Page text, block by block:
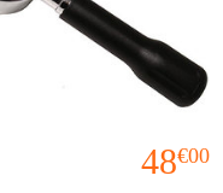
48€00